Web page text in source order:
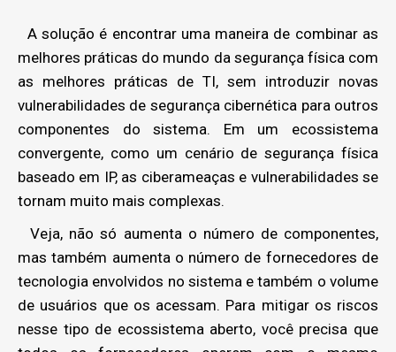
A solução é encontrar uma maneira de combinar as
melhores práticas do mundo da segurança física com
as melhores práticas de TI, sem introduzir novas
vulnerabilidades de segurança cibernética para outros
componentes do sistema. Em um ecossistema
convergente, como um cenário de segurança física
baseado em IP, as ciberameaças e vulnerabilidades se
tornam muito mais complexas.
Veja, não só aumenta o número de componentes,
mas também aumenta o número de fornecedores de
tecnologia envolvidos no sistema e também o volume
de usuários que os acessam. Para mitigar os riscos
nesse tipo de ecossistema aberto, você precisa que